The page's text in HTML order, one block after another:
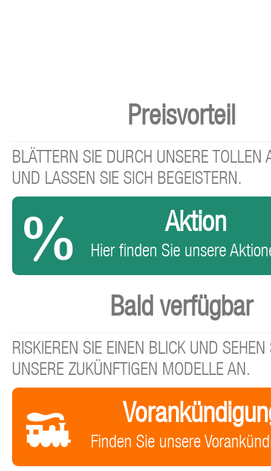
Preisvorteil
BLÄTTERN SIE DURCH UNSERE TOLLEN
UND LASSEN SIE SICH BEGEISTERN.
Aktion
Hier finden Sie unsere
Bald verfügbar
RISKIEREN SIE EINEN BLICK UND SEHEN
UNSERE ZUKÜNFTIGEN MODELLE AN.
Finden Sie unsere